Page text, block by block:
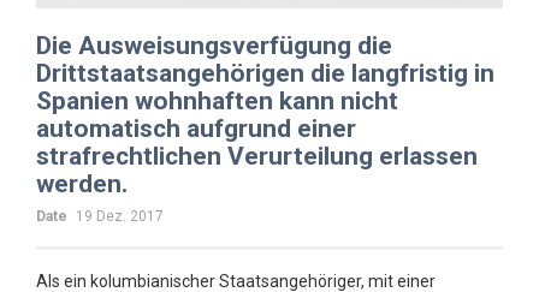
Die Ausweisungsverfügung die
Drittstaatsangehörigen die langfristig in
Spanien wohnhaften kann nicht
automatisch aufgrund einer
strafrechtlichen Verurteilung erlassen
werden.
Date 19 Dez. 2017
Als ein kolumbianischer Staatsangehöriger, mit einer